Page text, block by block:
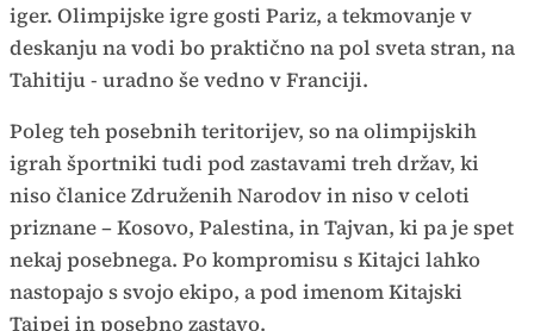
iger. Olimpijske igre gosti Pariz, a tekmovanje v
deskanju na vodi bo praktično na pol sveta stran, na
Tahitiju - uradno še vedno v Franciji.
Poleg teh posebnih teritorijev, so na olimpijskih
igrah športniki tudi pod zastavami treh držav, ki
niso članice Združenih Narodov in niso v celoti
priznane – Kosovo, Palestina, in Tajvan, ki pa je spet
nekaj posebnega. Po kompromisu s Kitajci lahko
nastopajo s svojo ekipo, a pod imenom Kitajski
Taipei in posebno zastavo.